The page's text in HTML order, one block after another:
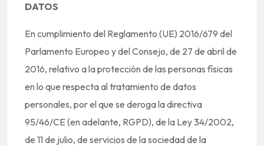
DATOS
En cumplimiento del Reglamento (UE) 2016/679 del
Parlamento Europeo y del Consejo, de 27 de abril de
2016, relativo a la protección de las personas físicas
en lo que respecta al tratamiento de datos
personales, por el que se deroga la directiva
95/46/CE (en adelante, RGPD), de la Ley 34/2002,
de 11 de julio, de servicios de la sociedad de la